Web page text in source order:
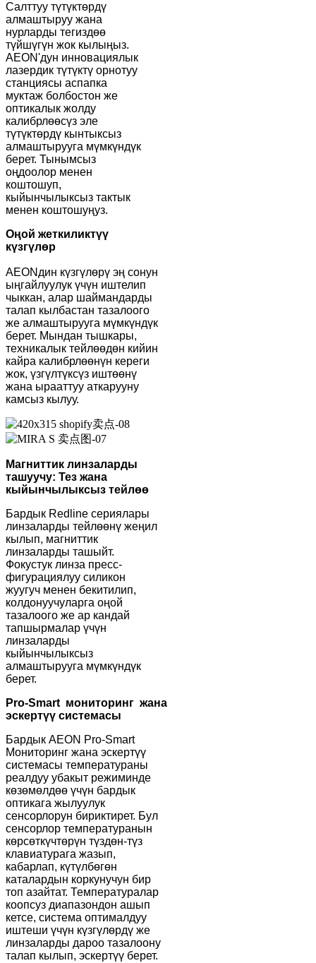
Салттуу түтүктөрдү
алмаштыруу жана
нурларды тегиздөө
түйшүгүн жок кылыңыз.
AEON'дун инновациялык
лазердик түтүктү орнотуу
станциясы аспапка
муктаж болбостон же
оптикалык жолду
калибрлөөсүз эле
түтүктөрдү кынтыксыз
алмаштырууга мүмкүндүк
берет. Тынымсыз
оңдоолор менен
коштошуп,
кыйынчылыксыз тактык
менен коштошуңуз.
Оңой жеткиликтүү
күзгүлөр
AEONдин күзгүлөрү эң сонун
ыңгайлуулук үчүн иштелип
чыккан, алар шаймандарды
талап кылбастан тазалоого
же алмаштырууга мүмкүндүк
берет. Мындан тышкары,
техникалык тейлөөдөн кийин
кайра калибрлөөнүн кереги
жок, үзгүлтүксүз иштөөнү
жана ырааттуу аткарууну
камсыз кылуу.
Магниттик линзаларды
ташуучу: Тез жана
кыйынчылыксыз тейлөө
Бардык Redline сериялары
линзаларды тейлөөнү жеңил
кылып, магниттик
линзаларды ташыйт.
Фокустук линза пресс-
фигурациялуу силикон
жуугуч менен бекитилип,
колдонуучуларга оңой
тазалоого же ар кандай
тапшырмалар үчүн
линзаларды
кыйынчылыксыз
алмаштырууга мүмкүндүк
берет.
Pro-Smart мониторинг жана
эскертүү системасы
Бардык AEON Pro-Smart
Мониторинг жана эскертүү
системасы температураны
реалдуу убакыт режиминде
көзөмөлдөө үчүн бардык
оптикага жылуулук
сенсорлорун бириктирет. Бул
сенсорлор температуранын
көрсөткүчтөрүн түздөн-түз
клавиатурага жазып,
кабарлап, күтүлбөгөн
каталардын коркунучун бир
топ азайтат. Температуралар
коопсуз диапазондон ашып
кетсе, система оптималдуу
иштеши үчүн күзгүлөрдү же
линзаларды дароо тазалоону
талап кылып, эскертүү берет.